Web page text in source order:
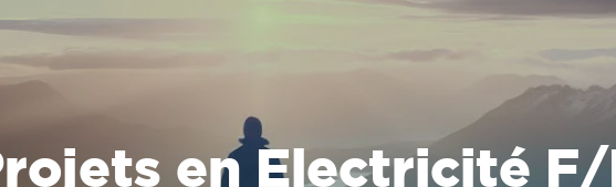
en Electricité